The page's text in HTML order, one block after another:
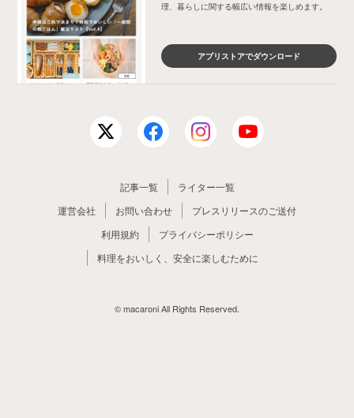
理、暮らしに関する幅広い情報を楽しめます。
アプリストアでダウンロード
記事一覧
ライター一覧
運営会社
お問い合わせ
プレスリリースのご送付
利用規約
プライバシーポリシー
料理をおいしく、安全に楽しむために
© macaroni All Rights Reserved.